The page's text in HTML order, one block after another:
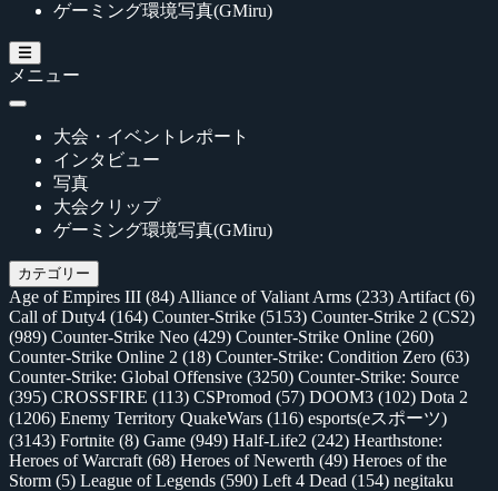
ゲーミング環境写真(GMiru)
メニュー
大会・イベントレポート
インタビュー
写真
大会クリップ
ゲーミング環境写真(GMiru)
カテゴリー
Age of Empires III (84) Alliance of Valiant Arms (233) Artifact (6)
Call of Duty4 (164) Counter-Strike (5153) Counter-Strike 2 (CS2)
(989) Counter-Strike Neo (429) Counter-Strike Online (260)
Counter-Strike Online 2 (18) Counter-Strike: Condition Zero (63)
Counter-Strike: Global Offensive (3250) Counter-Strike: Source
(395) CROSSFIRE (113) CSPromod (57) DOOM3 (102) Dota 2
(1206) Enemy Territory QuakeWars (116) esports(eスポーツ)
(3143) Fortnite (8) Game (949) Half-Life2 (242) Hearthstone:
Heroes of Warcraft (68) Heroes of Newerth (49) Heroes of the
Storm (5) League of Legends (590) Left 4 Dead (154) negitaku